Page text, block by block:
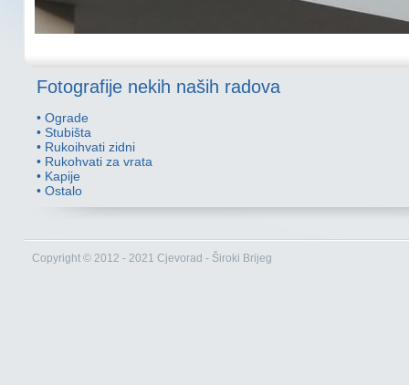
Fotografije nekih naših radova
• Ograde
• Stubišta
• Rukoihvati zidni
• Rukohvati za vrata
• Kapije
• Ostalo
Copyright © 2012 - 2021 Cjevorad - Široki Brijeg